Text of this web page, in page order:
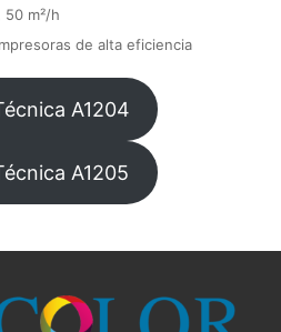
m²/h
de alta eficiencia
A1204
A1205